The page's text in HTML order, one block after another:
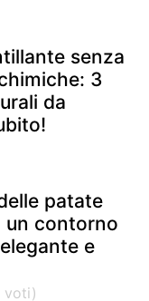
senza
3
da
patate
un contorno
e